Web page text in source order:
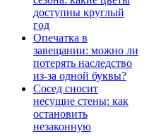
доступны круглый
год
Опечатка в
завещании: можно ли
потерять наследство
из-за одной буквы?
Сосед сносит
несущие стены: как
остановить
незаконную